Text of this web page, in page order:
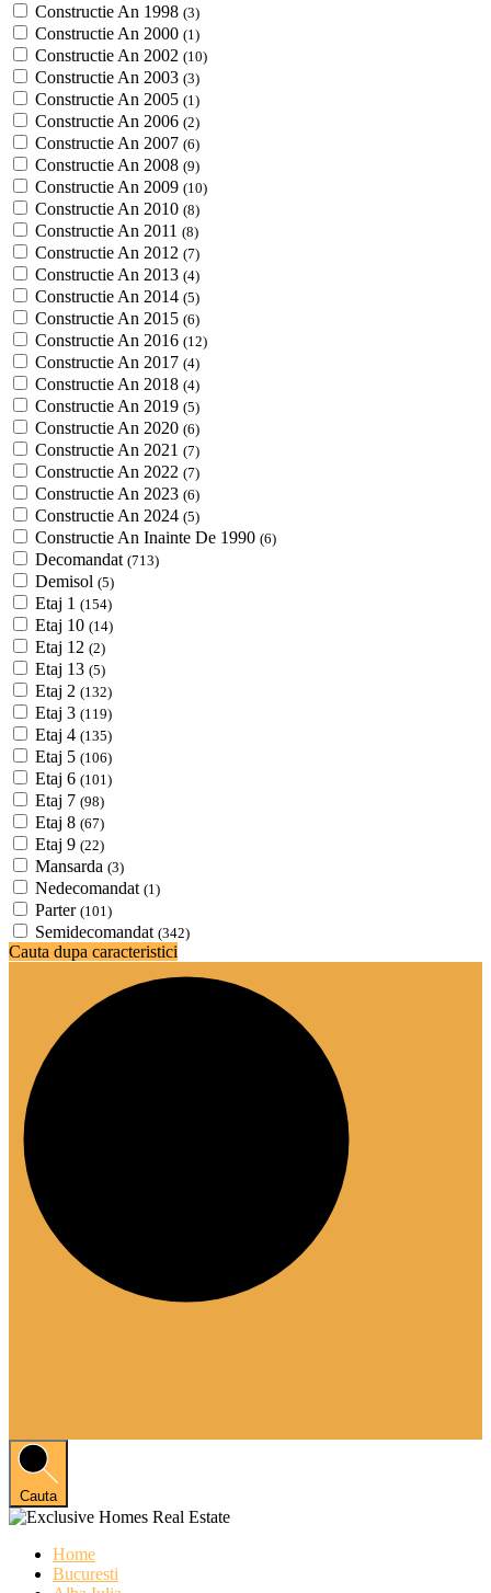
Constructie An 1998 (3)
Constructie An 2000 (1)
Constructie An 2002 (10)
Constructie An 2003 (3)
Constructie An 2005 (1)
Constructie An 2006 (2)
Constructie An 2007 (6)
Constructie An 2008 (9)
Constructie An 2009 (10)
Constructie An 2010 (8)
Constructie An 2011 (8)
Constructie An 2012 (7)
Constructie An 2013 (4)
Constructie An 2014 (5)
Constructie An 2015 (6)
Constructie An 2016 (12)
Constructie An 2017 (4)
Constructie An 2018 (4)
Constructie An 2019 (5)
Constructie An 2020 (6)
Constructie An 2021 (7)
Constructie An 2022 (7)
Constructie An 2023 (6)
Constructie An 2024 (5)
Constructie An Inainte De 1990 (6)
Decomandat (713)
Demisol (5)
Etaj 1 (154)
Etaj 10 (14)
Etaj 12 (2)
Etaj 13 (5)
Etaj 2 (132)
Etaj 3 (119)
Etaj 4 (135)
Etaj 5 (106)
Etaj 6 (101)
Etaj 7 (98)
Etaj 8 (67)
Etaj 9 (22)
Mansarda (3)
Nedecomandat (1)
Parter (101)
Semidecomandat (342)
Cauta dupa caracteristici
Cauta
Home
Bucuresti